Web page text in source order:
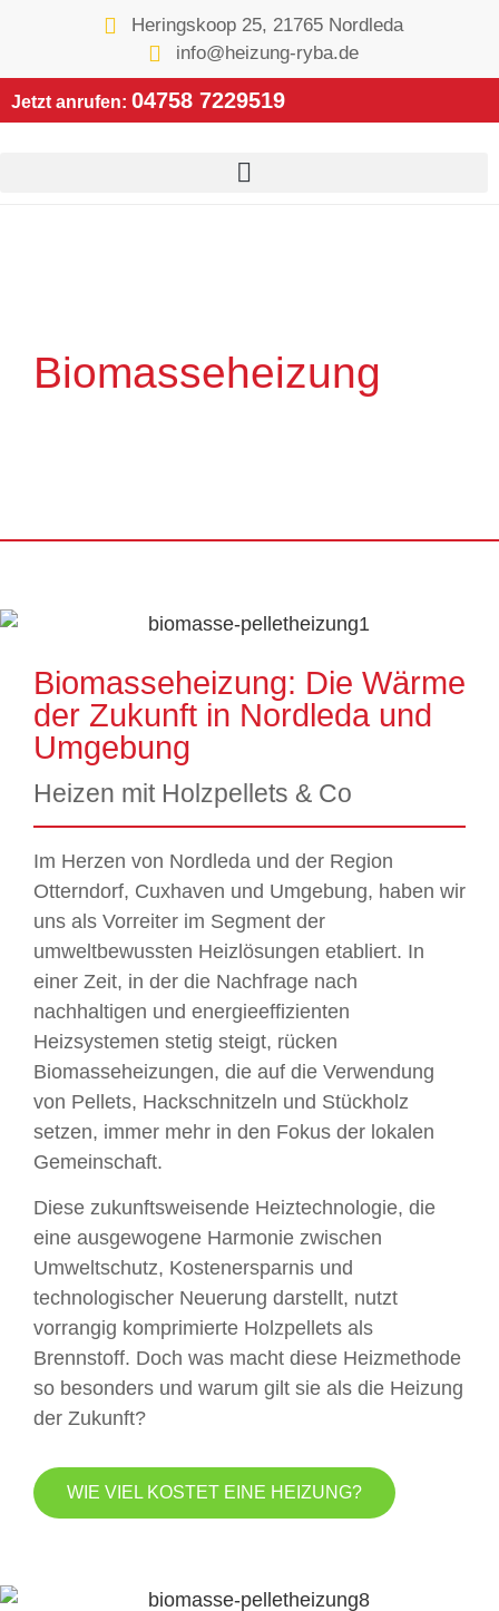
Heringskoop 25, 21765 Nordleda
info@heizung-ryba.de
Jetzt anrufen: 04758 7229519
Biomasse­heizung
Biomasseheizung: Die Wärme
der Zukunft in Nordleda und
Umgebung
Heizen mit Holzpellets & Co
Im Herzen von Nordleda und der Region
Otterndorf, Cuxhaven und Umgebung, haben wir
uns als Vorreiter im Segment der
umweltbewussten Heizlösungen etabliert. In
einer Zeit, in der die Nachfrage nach
nachhaltigen und energieeffizienten
Heizsystemen stetig steigt, rücken
Biomasseheizungen, die auf die Verwendung
von Pellets, Hackschnitzeln und Stückholz
setzen, immer mehr in den Fokus der lokalen
Gemeinschaft.
Diese zukunftsweisende Heiztechnologie, die
eine ausgewogene Harmonie zwischen
Umweltschutz, Kostenersparnis und
technologischer Neuerung darstellt, nutzt
vorrangig komprimierte Holzpellets als
Brennstoff. Doch was macht diese Heizmethode
so besonders und warum gilt sie als die Heizung
der Zukunft?
WIE VIEL KOSTET EINE HEIZUNG?